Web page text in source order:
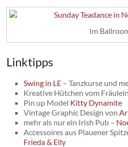
Im
Linktipps
Swing in LE – Tanzkurse und
Kreative Hütchen vom
Pin up Model Kitty Dynamite
Vintage Graphic Design von
mehr als nur ein Irish Pub –
Accessoires aus Plauener
Frieda & Elly